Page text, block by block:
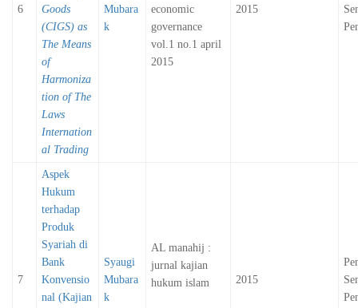
6
Goods
(CIGS) as
The Means
of
Harmoniza
tion of The
Laws
Internation
al Trading
Mubara
k
economic
governance
vol.1 no.1 april
2015
2015
7
Aspek
Hukum
terhadap
Produk
Syariah di
Bank
Konvensio
nal (Kajian
Syaugi
Mubara
k
AL manahij :
jurnal kajian
hukum islam
2015